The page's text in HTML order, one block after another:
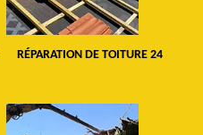
RÉPARATION DE TOITURE 24